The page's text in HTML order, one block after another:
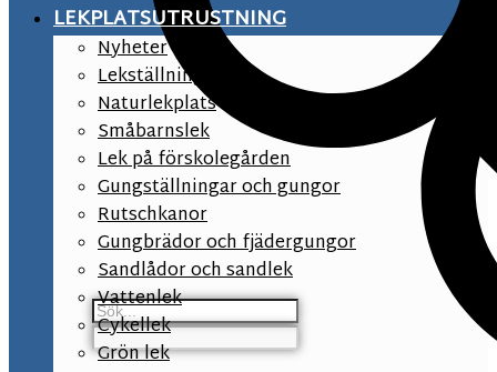
LEKPLATSUTRUSTNING
Nyheter
Lekställningar
Naturlekplats
Småbarnslek
Lek på förskolegården
Gungställningar och gungor
Rutschkanor
Gungbrädor och fjädergungor
Sandlådor och sandlek
Vattenlek
Cykellek
Grön lek